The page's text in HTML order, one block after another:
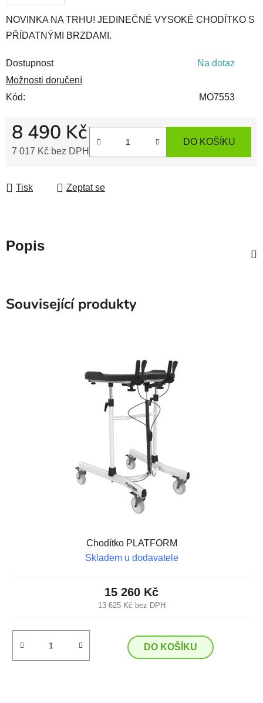
NOVINKA NA TRHU! JEDINEČNÉ VYSOKÉ CHODÍTKO S
PŘÍDATNÝMI BRZDAMI.
Dostupnost
Na dotaz
Možnosti doručení
Kód:
MO7553
8 490 Kč
7 017 Kč bez DPH
DO KOŠÍKU
Tisk Zeptat se
Popis
Související produkty
Chodítko PLATFORM
Skladem u dodavatele
13 625 Kč bez DPH
15 260 Kč
DO KOŠÍKU